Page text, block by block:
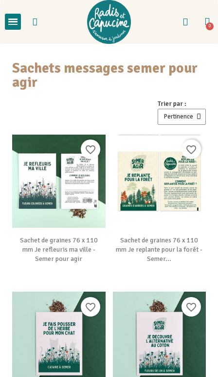
Sachets messages semer pour
agir
Trier par :
Sachet de graines 76 x 110
mm Je refleuris ma ville -
Semer pour agir
favorite_border
Sachet de graines 76 x 110
mm Je replante pour la forêt -
Semer...
favorite_border
favorite_border favorite_border